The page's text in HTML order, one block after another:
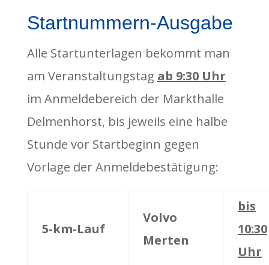
Startnummern-Ausgabe
Alle Startunterlagen bekommt man
am Veranstaltungstag ab 9:30 Uhr
im Anmeldebereich der Markthalle
Delmenhorst, bis jeweils eine halbe
Stunde vor Startbeginn gegen
Vorlage der Anmeldebestätigung:
5-km-Lauf
Volvo
Merten
bis
10:30
Uhr